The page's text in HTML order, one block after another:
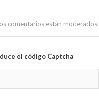
comentarios están moderados.
el código Captcha